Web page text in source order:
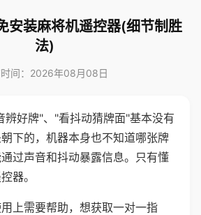
安装麻将机遥控器(细节制胜
法)
间：2026年08月08日
辨好牌"、"看抖动猜牌面"基本没有
下的，机器本身也不知道哪张牌
过声音和抖动暴露信息。只有懂
器。
上需要帮助，想获取一对一指